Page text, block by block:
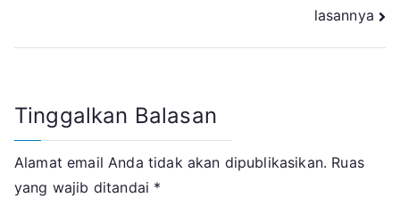
lasannya
Tinggalkan Balasan
Alamat email Anda tidak akan dipublikasikan. Ruas
yang wajib ditandai *